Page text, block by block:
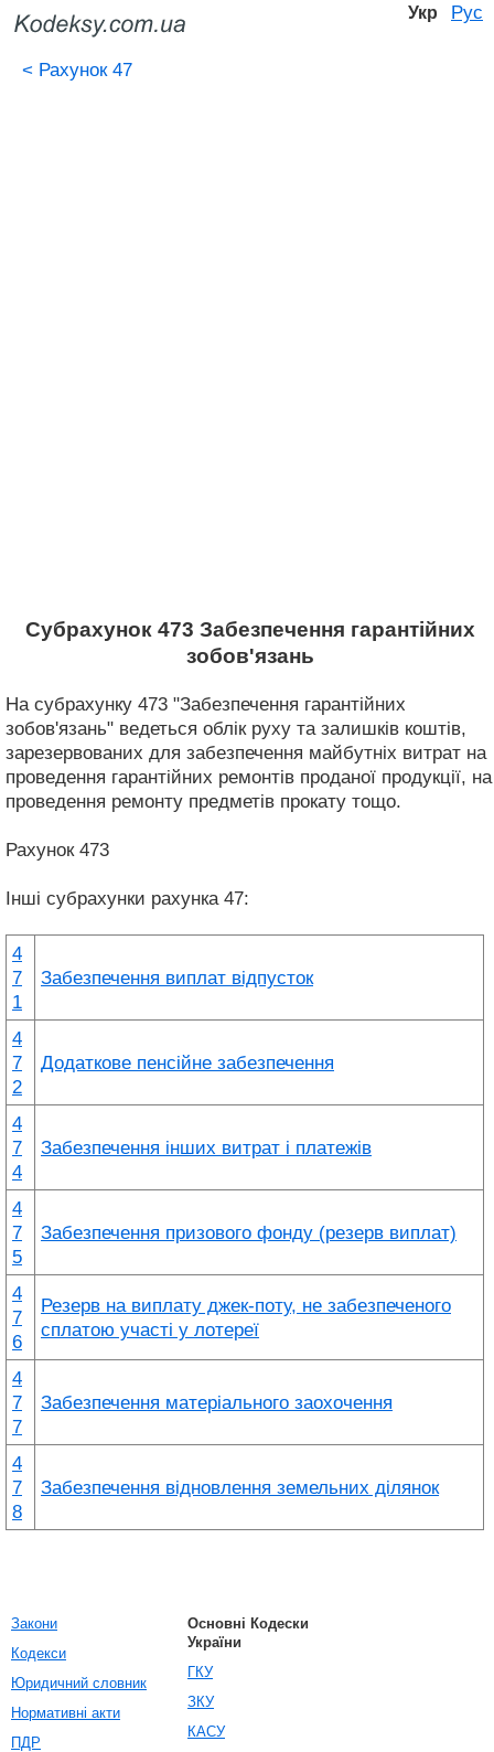
Укр Рус
< Рахунок 47
Субрахунок 473 Забезпечення гарантійних
зобов'язань
На субрахунку 473 "Забезпечення гарантійних
зобов'язань" ведеться облік руху та залишків коштів,
зарезервованих для забезпечення майбутніх витрат на
проведення гарантійних ремонтів проданої продукції, на
проведення ремонту предметів прокату тощо.
Рахунок 473
Інші субрахунки рахунка 47:
4
7
1
Забезпечення виплат відпусток
4
7
2
Додаткове пенсійне забезпечення
4
7
4
Забезпечення інших витрат і платежів
4
7
5
Забезпечення призового фонду (резерв виплат)
4
7
6
Резерв на виплату джек-поту, не забезпеченого
сплатою участі у лотереї
4
7
7
Забезпечення матеріального заохочення
4
7
8
Забезпечення відновлення земельних ділянок
Закони
Кодекси
Юридичний словник
Нормативні акти
ПДР
Основні Кодески
України
ГКУ
ЗКУ
КАСУ